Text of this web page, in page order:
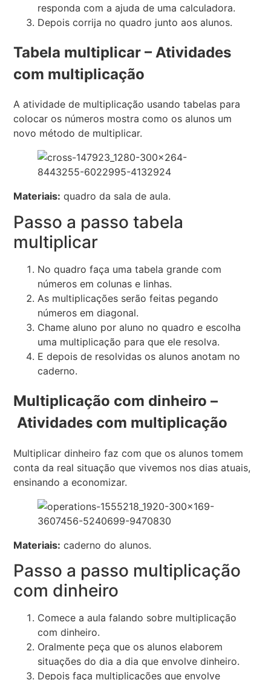
responda com a ajuda de uma calculadora.
Depois corrija no quadro junto aos alunos.
Tabela multiplicar – Atividades
com multiplicação
A atividade de multiplicação usando tabelas para
colocar os números mostra como os alunos um
novo método de multiplicar.
Materiais: quadro da sala de aula.
Passo a passo tabela
multiplicar
No quadro faça uma tabela grande com
números em colunas e linhas.
As multiplicações serão feitas pegando
números em diagonal.
Chame aluno por aluno no quadro e escolha
uma multiplicação para que ele resolva.
E depois de resolvidas os alunos anotam no
caderno.
Multiplicação com dinheiro –
Atividades com multiplicação
Multiplicar dinheiro faz com que os alunos tomem
conta da real situação que vivemos nos dias atuais,
ensinando a economizar.
Materiais: caderno do alunos.
Passo a passo multiplicação
com dinheiro
Comece a aula falando sobre multiplicação
com dinheiro.
Oralmente peça que os alunos elaborem
situações do dia a dia que envolve dinheiro.
Depois faça multiplicações que envolve